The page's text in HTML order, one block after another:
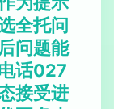
全托问
问题能
话027
接受进